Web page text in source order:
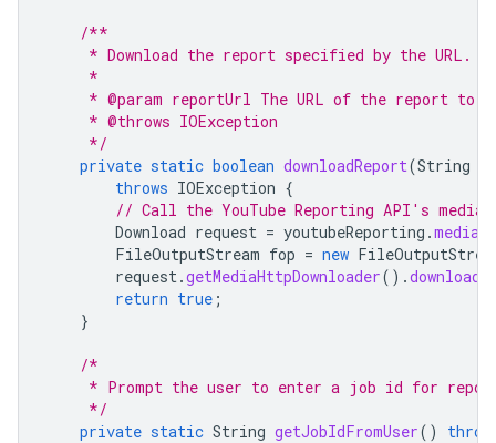
/**
* Download the report specified by the URL.
     *
* @param reportUrl The URL of the report to
     * @throws IOException
     */
private static boolean downloadReport(String
throws IOException {
// Call the YouTube Reporting API's
Download request = youtubeReporting .media
FileOutputStream fop = new
request.getMediaHttpDownloader().download
return true ;
}
/*
* Prompt the user to enter a job id for
     */
private static String getJobIdFromUser()